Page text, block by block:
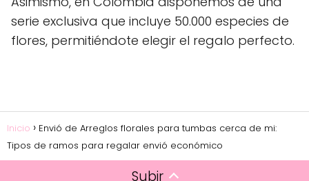
serie exclusiva que incluye 50.000 especies de
flores, permitiéndote elegir el regalo perfecto.
Inicio
Envió de Arreglos florales para tumbas cerca de mi:
Tipos de ramos para regalar envió económico
Subir